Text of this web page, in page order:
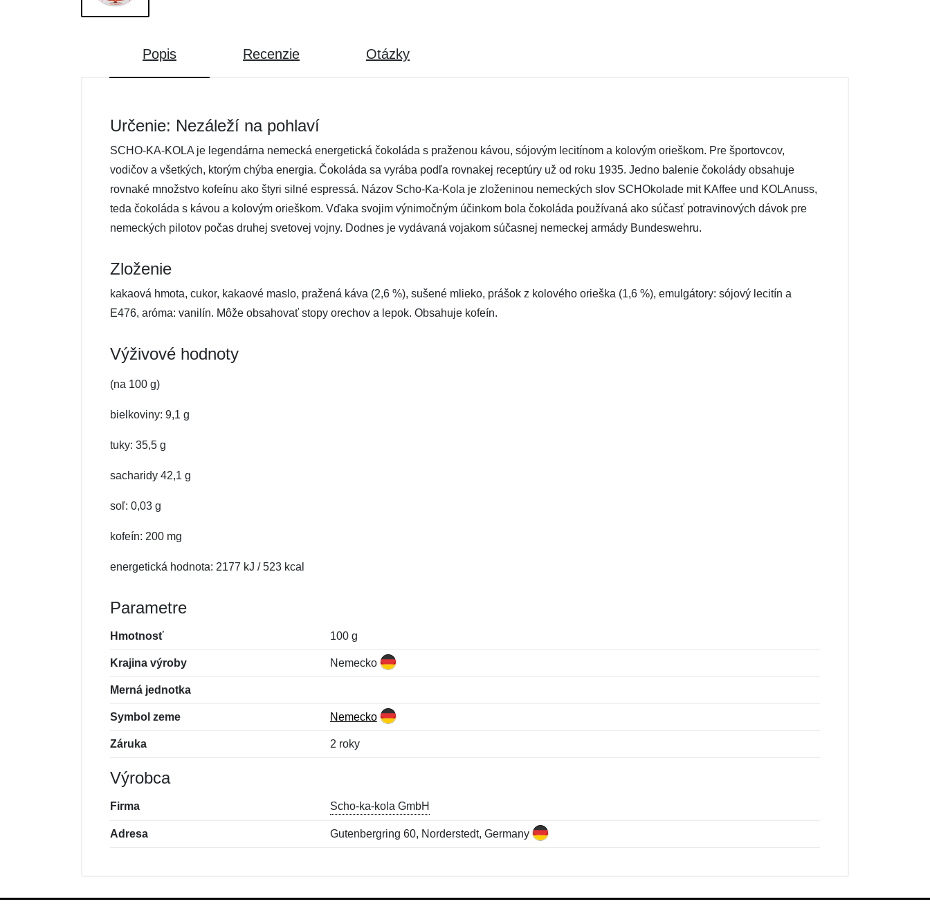
Popis Recenzie Otázky
Určenie: Nezáleží na pohlaví
SCHO-KA-KOLA je legendárna nemecká energetická čokoláda s praženou kávou, sójovým lecitínom a kolovým orieškom. Pre športovcov,
vodičov a všetkých, ktorým chýba energia. Čokoláda sa vyrába podľa rovnakej receptúry už od roku 1935. Jedno balenie čokolády obsahuje
rovnaké množstvo kofeínu ako štyri silné espressá. Názov Scho-Ka-Kola je zloženinou nemeckých slov SCHOkolade mit KAffee und KOLAnuss,
teda čokoláda s kávou a kolovým orieškom. Vďaka svojim výnimočným účinkom bola čokoláda používaná ako súčasť potravinových dávok pre
nemeckých pilotov počas druhej svetovej vojny. Dodnes je vydávaná vojakom súčasnej nemeckej armády Bundeswehru.
Zloženie
kakaová hmota, cukor, kakaové maslo, pražená káva (2,6 %), sušené mlieko, prášok z kolového orieška (1,6 %), emulgátory: sójový lecitín a
E476, aróma: vanilín. Môže obsahovať stopy orechov a lepok. Obsahuje kofeín.
Výživové hodnoty
(na 100 g)
bielkoviny: 9,1 g
tuky: 35,5 g
sacharidy 42,1 g
soľ: 0,03 g
kofeín: 200 mg
energetická hodnota: 2177 kJ / 523 kcal
Parametre
Hmotnosť 100 g
Krajina výroby Nemecko
Merná jednotka
Symbol zeme Nemecko
Záruka 2 roky
Výrobca
Firma Scho-ka-kola GmbH
Adresa Gutenbergring 60, Norderstedt, Germany